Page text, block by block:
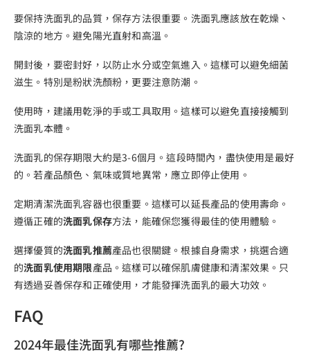
要保持洗面乳的品質，保存方法很重要。洗面乳應該放在乾燥、
陰涼的地方。避免陽光直射和高溫。
開封後，要密封好，以防止水分或空氣進入。這樣可以避免細菌
滋生。特別是粉狀洗顏粉，更要注意防潮。
使用時，建議用乾淨的手或工具取用。這樣可以避免直接接觸到
洗面乳本體。
洗面乳的保存期限大約是3-6個月。這段時間內，盡快使用是最好
的。若產品顏色、氣味或質地異常，應立即停止使用。
定期清潔洗面乳容器也很重要。這樣可以延長產品的使用壽命。
遵循正確的洗面乳保存方法，能確保您獲得最佳的使用體驗。
選擇優質的洗面乳推薦產品也很關鍵。根據自身需求，挑選合適
的洗面乳使用期限產品。這樣可以確保肌膚健康和清潔效果。只
有透過妥善保存和正確使用，才能發揮洗面乳的最大功效。
FAQ
2024年最佳洗面乳有哪些推薦?